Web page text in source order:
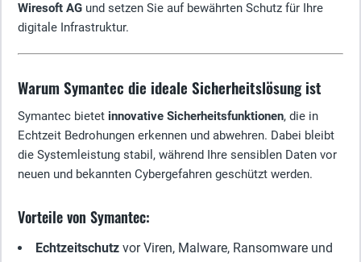
Wiresoft AG und setzen Sie auf bewährten Schutz für Ihre
digitale Infrastruktur.
Warum Symantec die ideale Sicherheitslösung ist
Symantec bietet innovative Sicherheitsfunktionen, die in
Echtzeit Bedrohungen erkennen und abwehren. Dabei bleibt
die Systemleistung stabil, während Ihre sensiblen Daten vor
neuen und bekannten Cybergefahren geschützt werden.
Vorteile von Symantec:
Echtzeitschutz vor Viren, Malware, Ransomware und